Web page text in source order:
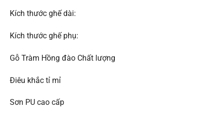
Kích thước ghế dài:
Kích thước ghế phụ:
Gỗ Tràm Hồng đào Chất lượng
Điêu khắc tỉ mỉ
Sơn PU cao cấp